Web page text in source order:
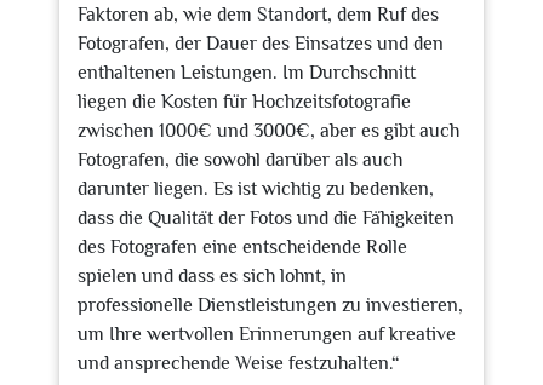
Faktoren ab, wie dem Standort, dem Ruf des
Fotografen, der Dauer des Einsatzes und den
enthaltenen Leistungen. Im Durchschnitt
liegen die Kosten für Hochzeitsfotografie
zwischen 1000€ und 3000€, aber es gibt auch
Fotografen, die sowohl darüber als auch
darunter liegen. Es ist wichtig zu bedenken,
dass die Qualität der Fotos und die Fähigkeiten
des Fotografen eine entscheidende Rolle
spielen und dass es sich lohnt, in
professionelle Dienstleistungen zu investieren,
um Ihre wertvollen Erinnerungen auf kreative
und ansprechende Weise festzuhalten.“